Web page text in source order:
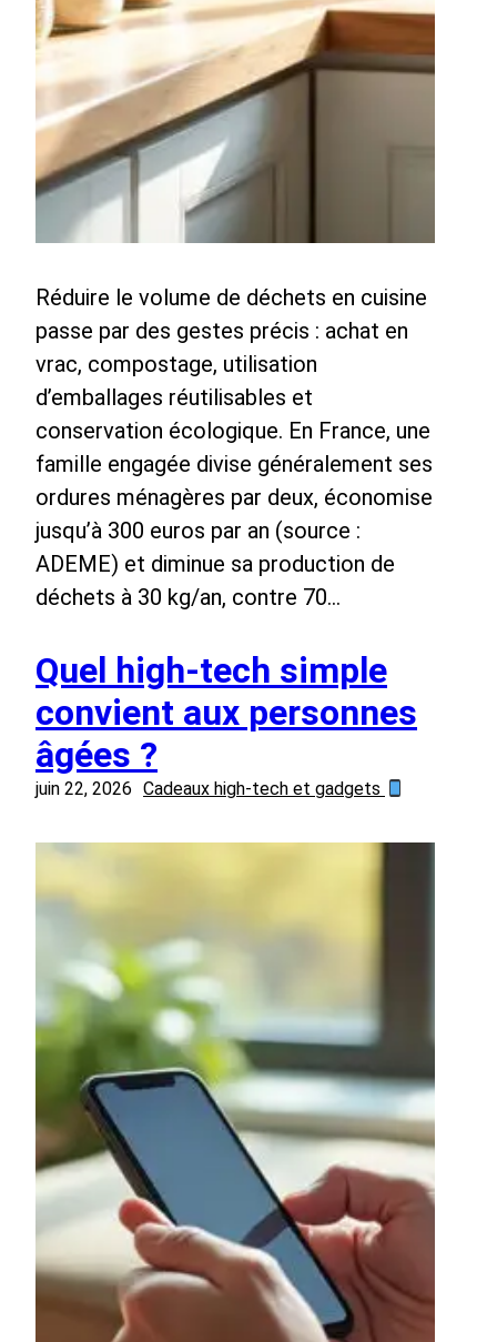
Réduire le volume de déchets en cuisine
passe par des gestes précis : achat en
vrac, compostage, utilisation
d’emballages réutilisables et
conservation écologique. En France, une
famille engagée divise généralement ses
ordures ménagères par deux, économise
jusqu’à 300 euros par an (source :
ADEME) et diminue sa production de
déchets à 30 kg/an, contre 70…
Quel high‑tech simple
convient aux personnes
âgées ?
juin 22, 2026 Cadeaux high-tech et gadgets